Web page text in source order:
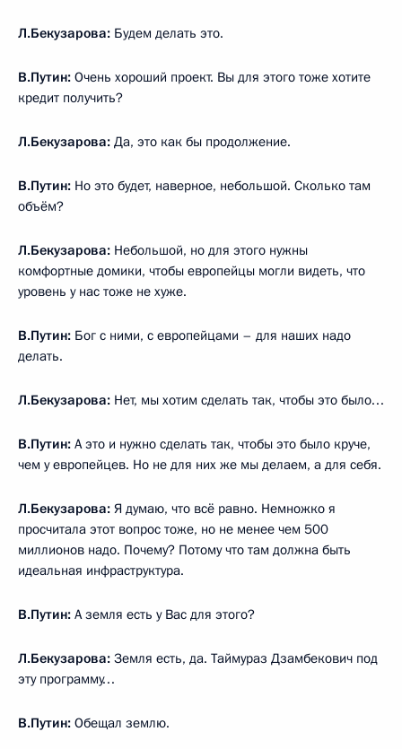
Л.Бекузарова: Будем делать это.
В.Путин: Очень хороший проект. Вы для этого тоже хотите
кредит получить?
Л.Бекузарова: Да, это как бы продолжение.
В.Путин: Но это будет, наверное, небольшой. Сколько там
объём?
Л.Бекузарова: Небольшой, но для этого нужны
комфортные домики, чтобы европейцы могли видеть, что
уровень у нас тоже не хуже.
В.Путин: Бог с ними, с европейцами – для наших надо
делать.
Л.Бекузарова: Нет, мы хотим сделать так, чтобы это было…
В.Путин: А это и нужно сделать так, чтобы это было круче,
чем у европейцев. Но не для них же мы делаем, а для себя.
Л.Бекузарова: Я думаю, что всё равно. Немножко я
просчитала этот вопрос тоже, но не менее чем 500
миллионов надо. Почему? Потому что там должна быть
идеальная инфраструктура.
В.Путин: А земля есть у Вас для этого?
Л.Бекузарова: Земля есть, да. Таймураз Дзамбекович под
эту программу…
В.Путин: Обещал землю.